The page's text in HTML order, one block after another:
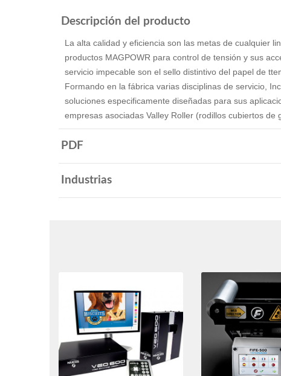
Descripción del producto
La alta calidad y eficiencia son las metas de cualquier
productos MAGPOWR para control de tensión y sus
servicio impecable son el sello distintivo del papel de
Formando en la fábrica varias disciplinas de servicio,
soluciones especificamente diseñadas para sus
empresas asociadas Valley Roller (rodillos cubiertos
PDF
Industrias